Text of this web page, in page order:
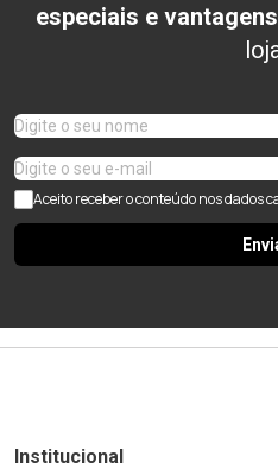
especiais e
Aceito receber o conteúdo nos dados
Institucional